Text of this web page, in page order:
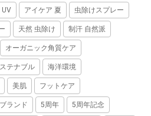
UV アイケア 夏 虫除けスプレー
天然 虫除け 制汗 自然派
オーガニック角質ケア
テナブル 海洋環境
美肌 フットケア
ランド 5周年 5周年記念